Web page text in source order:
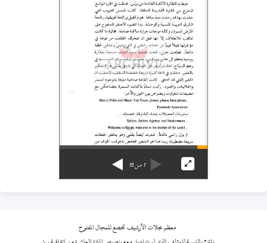
1من15
معظم مجلات الأرشيف تخضع للمجال المفتوح